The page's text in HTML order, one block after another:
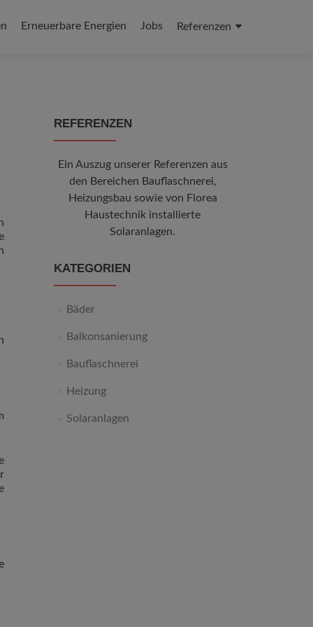
Erneuerbare Energien Jobs Referenzen
REFERENZEN
Ein Auszug unserer Referenzen aus
den Bereichen Bauflaschnerei,
Heizungsbau sowie von Florea
Haustechnik installierte
Solaranlagen.
KATEGORIEN
Bäder
Balkonsanierung
Bauflaschnerei
Heizung
Solaranlagen